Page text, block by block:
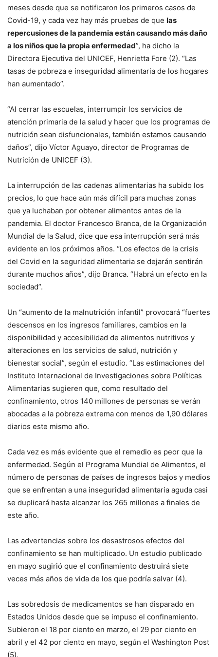
meses desde que se notificaron los primeros casos de
Covid-19, y cada vez hay más pruebas de que las
repercusiones de la pandemia están causando más daño
a los niños que la propia enfermedad”, ha dicho la
Directora Ejecutiva del UNICEF, Henrietta Fore (2). “Las
tasas de pobreza e inseguridad alimentaria de los hogares
han aumentado”.
“Al cerrar las escuelas, interrumpir los servicios de
atención primaria de la salud y hacer que los programas de
nutrición sean disfuncionales, también estamos causando
daños”, dijo Víctor Aguayo, director de Programas de
Nutrición de UNICEF (3).
La interrupción de las cadenas alimentarias ha subido los
precios, lo que hace aún más difícil para muchas zonas
que ya luchaban por obtener alimentos antes de la
pandemia. El doctor Francesco Branca, de la Organización
Mundial de la Salud, dice que esa interrupción será más
evidente en los próximos años. “Los efectos de la crisis
del Covid en la seguridad alimentaria se dejarán sentirán
durante muchos años”, dijo Branca. “Habrá un efecto en la
sociedad”.
Un “aumento de la malnutrición infantil” provocará “fuertes
descensos en los ingresos familiares, cambios en la
disponibilidad y accesibilidad de alimentos nutritivos y
alteraciones en los servicios de salud, nutrición y
bienestar social”, según el estudio. “Las estimaciones del
Instituto Internacional de Investigaciones sobre Políticas
Alimentarias sugieren que, como resultado del
confinamiento, otros 140 millones de personas se verán
abocadas a la pobreza extrema con menos de 1,90 dólares
diarios este mismo año.
Cada vez es más evidente que el remedio es peor que la
enfermedad. Según el Programa Mundial de Alimentos, el
número de personas de países de ingresos bajos y medios
que se enfrentan a una inseguridad alimentaria aguda casi
se duplicará hasta alcanzar los 265 millones a finales de
este año.
Las advertencias sobre los desastrosos efectos del
confinamiento se han multiplicado. Un estudio publicado
en mayo sugirió que el confinamiento destruirá siete
veces más años de vida de los que podría salvar (4).
Las sobredosis de medicamentos se han disparado en
Estados Unidos desde que se impuso el confinamiento.
Subieron el 18 por ciento en marzo, el 29 por ciento en
abril y el 42 por ciento en mayo, según el Washington Post
(5).